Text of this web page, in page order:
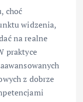
choć
widzenia,
na realne
praktyce
z dobrze